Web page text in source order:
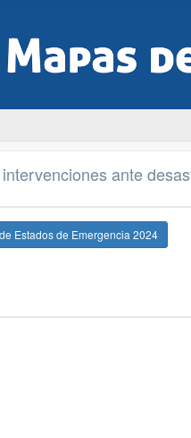
ante
Estados de Emergencia 2024